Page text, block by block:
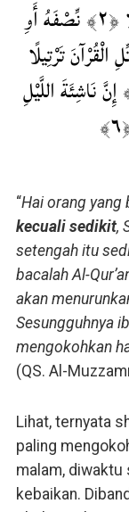
يَا أَيُّهَا الْمُزَّمِّلُ ﴿١﴾ قُمِ اللَّيْلَ إِلَّا قَلِيلًا ﴿٢﴾ نِّصْفَهُ أَوِ
وَرَتِّلِ الْقُرْآنَ تَرْتِيلًا
سَنُلْقِي عَلَيْكَ قَوْلًا ثَقِيلًا ﴿٥﴾ إِنَّ نَاشِئَةَ اللَّيْلِ
“Hai orang yang
kecuali sedikit,
setengah itu
bacalah Al-
akan
Sesungguhnya
mengokohkan
(QS. Al-
Lihat, ternyata
paling
malam, diwaktu
kebaikan.